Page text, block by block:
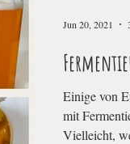
Einige von
mit
Vielleicht,
Jun 20, 2021